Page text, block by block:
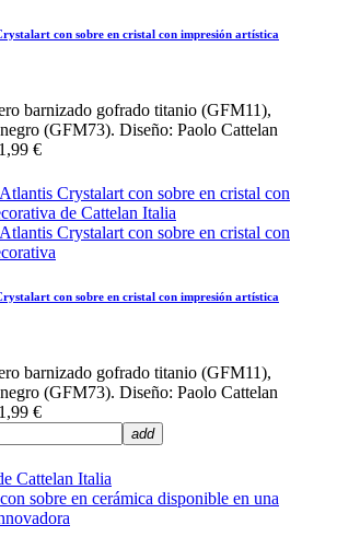
con sobre en cristal con impresión artística
barnizado gofrado titanio (GFM11),
(GFM73). Diseño: Paolo Cattelan
€
con sobre en cristal con impresión artística
barnizado gofrado titanio (GFM11),
(GFM73). Diseño: Paolo Cattelan
€
add